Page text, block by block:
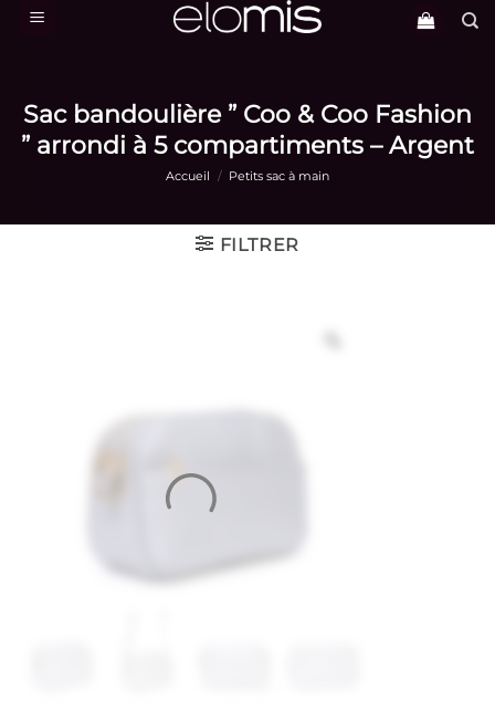
Passer
Sac bandoulière ” Coo & Coo Fashion
” arrondi à 5 compartiments – Argent
Accueil / Petits sac à main
FILTRER